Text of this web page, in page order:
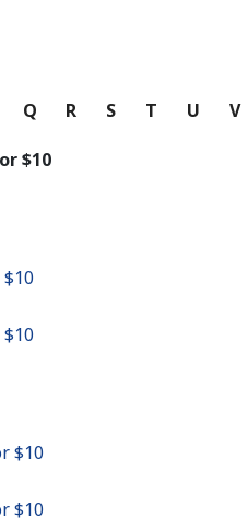
Q R S T U V
⁦$10⁩
⁦$10⁩
⁦$10⁩